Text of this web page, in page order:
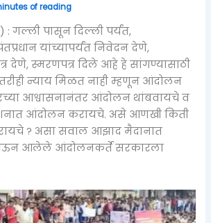
of reading
गल्ली पासून दिल्ली पर्यंत,
यांच्यापर्यंत निवेदन देणे,
देणे, स्मरणपत्र दिले आहे हे सांगण्यासाठी
न्याय मिळत नाही म्हणून आंदोलन
आश्वासनानंतर आंदोलन थांबवायचे व
आंदोलन करायचे. असे आणखी किती
? असा सवाल आझाद मैदानात
आलेले आंदोलनकर्ते सरकारला